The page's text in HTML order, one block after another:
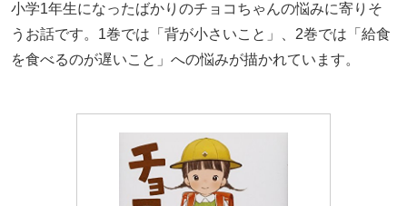
小学1年生になったばかりのチョコちゃんの悩みに寄りそ
うお話です。1巻では「背が小さいこと」、2巻では「給食
を食べるのが遅いこと」への悩みが描かれています。